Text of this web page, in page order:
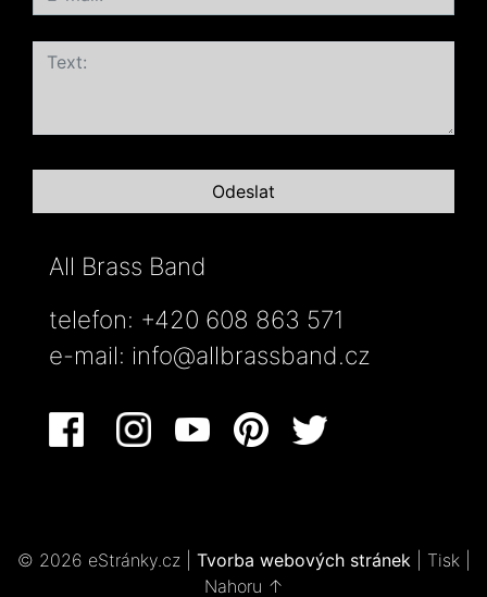
All Brass Band
telefon: +420 608 863 571
e-mail: info@allbrassband.cz
© 2026 eStránky.cz Tvorba webových stránek Tisk|
Nahoru ↑